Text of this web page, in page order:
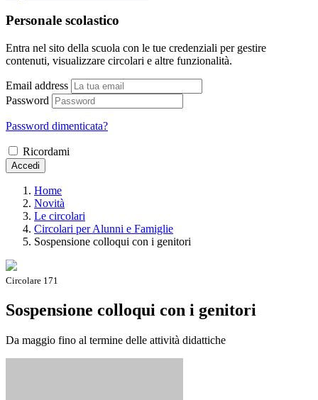
Personale scolastico
Entra nel sito della scuola con le tue credenziali per gestire
contenuti, visualizzare circolari e altre funzionalità.
Email address
Password
Password dimenticata?
Ricordami
Accedi
Home
Novità
Le circolari
Circolari per Alunni e Famiglie
Sospensione colloqui con i genitori
Circolare 171
Sospensione colloqui con i genitori
Da maggio fino al termine delle attività didattiche